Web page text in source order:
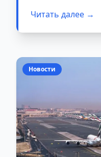
Читать далее →
Новости